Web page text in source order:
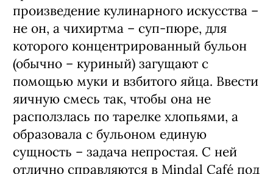
произведение кулинарного искусства –
не он, а чихиртма – суп-пюре, для
которого концентрированный бульон
(обычно – куриный) загущают с
помощью муки и взбитого яйца. Ввести
яичную смесь так, чтобы она не
расползлась по тарелке хлопьями, а
образовала с бульоном единую
сущность – задача непростая. С ней
отлично справляются в Mindal Café под